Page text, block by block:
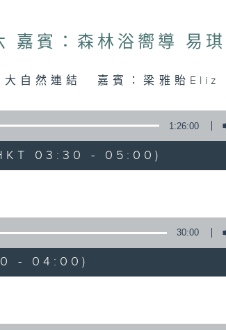
嘉賓：森林浴嚮導 易琪
自然連結 嘉賓：梁雅貽Eliz
1:26:00
03:30 - 05:00)
30:00
- 04:00)